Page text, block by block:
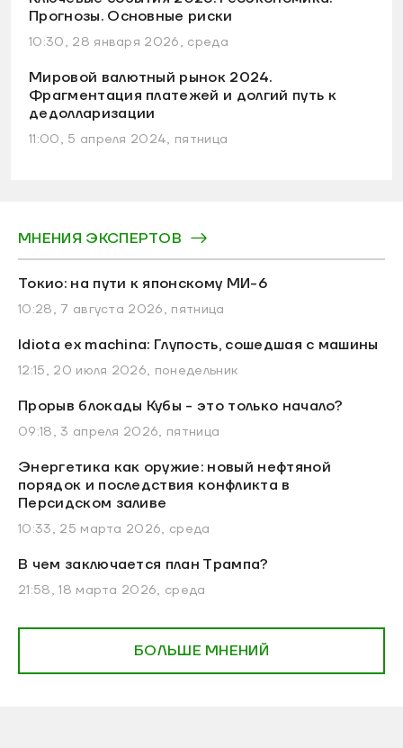
Прогнозы. Основные риски
10:30, 28 января 2026, среда
Мировой валютный рынок 2024.
Фрагментация платежей и долгий путь к
дедолларизации
11:00, 5 апреля 2024, пятница
МНЕНИЯ ЭКСПЕРТОВ
Токио: на пути к японскому МИ-6
10:28, 7 августа 2026, пятница
Idiota ex machina: Глупость, сошедшая с машины
12:15, 20 июля 2026, понедельник
Прорыв блокады Кубы - это только начало?
09:18, 3 апреля 2026, пятница
Энергетика как оружие: новый нефтяной
порядок и последствия конфликта в
Персидском заливе
10:33, 25 марта 2026, среда
В чем заключается план Трампа?
21:58, 18 марта 2026, среда
БОЛЬШЕ МНЕНИЙ